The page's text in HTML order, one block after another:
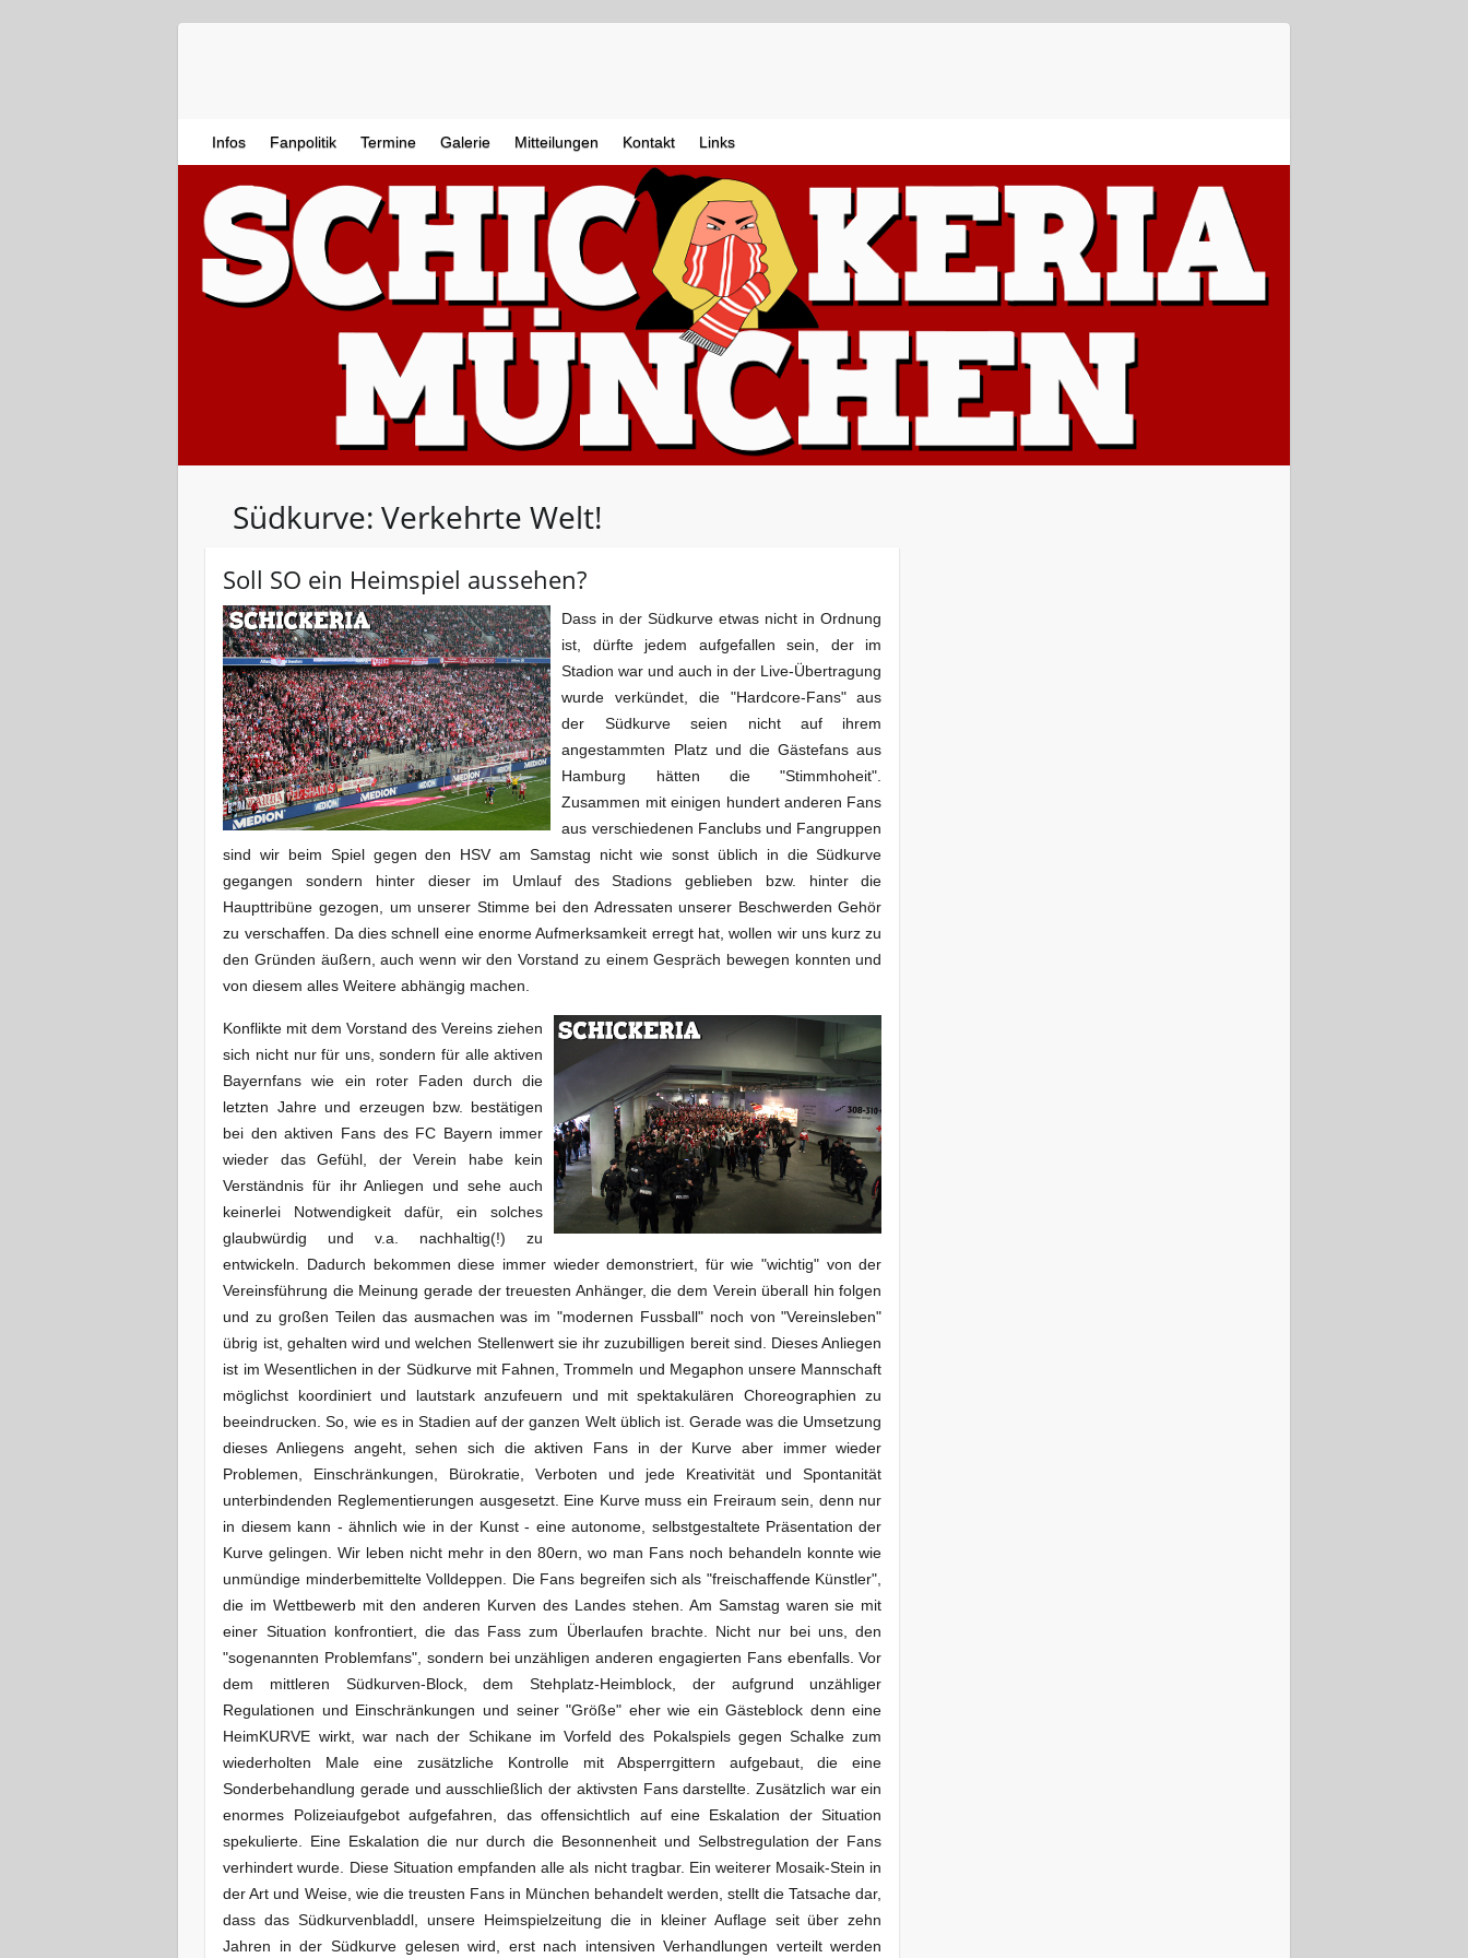
Infos Fanpolitik Termine Galerie Mitteilungen Kontakt Links
Südkurve: Verkehrte Welt!
Soll SO ein Heimspiel aussehen?
Dass in der Südkurve etwas nicht in Ordnung
ist, dürfte jedem aufgefallen sein, der im
Stadion war und auch in der Live-Übertragung
wurde verkündet, die "Hardcore-Fans" aus
der Südkurve seien nicht auf ihrem
angestammten Platz und die Gästefans aus
Hamburg hätten die "Stimmhoheit".
Zusammen mit einigen hundert anderen Fans
aus verschiedenen Fanclubs und Fangruppen
sind wir beim Spiel gegen den HSV am Samstag nicht wie sonst üblich in die Südkurve
gegangen sondern hinter dieser im Umlauf des Stadions geblieben bzw. hinter die
Haupttribüne gezogen, um unserer Stimme bei den Adressaten unserer Beschwerden Gehör
zu verschaffen. Da dies schnell eine enorme Aufmerksamkeit erregt hat, wollen wir uns kurz zu
den Gründen äußern, auch wenn wir den Vorstand zu einem Gespräch bewegen konnten und
von diesem alles Weitere abhängig machen.
Konflikte mit dem Vorstand des Vereins ziehen
sich nicht nur für uns, sondern für alle aktiven
Bayernfans wie ein roter Faden durch die
letzten Jahre und erzeugen bzw. bestätigen
bei den aktiven Fans des FC Bayern immer
wieder das Gefühl, der Verein habe kein
Verständnis für ihr Anliegen und sehe auch
keinerlei Notwendigkeit dafür, ein solches
glaubwürdig und v.a. nachhaltig(!) zu
entwickeln. Dadurch bekommen diese immer wieder demonstriert, für wie "wichtig" von der
Vereinsführung die Meinung gerade der treuesten Anhänger, die dem Verein überall hin folgen
und zu großen Teilen das ausmachen was im "modernen Fussball" noch von "Vereinsleben"
übrig ist, gehalten wird und welchen Stellenwert sie ihr zuzubilligen bereit sind. Dieses Anliegen
ist im Wesentlichen in der Südkurve mit Fahnen, Trommeln und Megaphon unsere Mannschaft
möglichst koordiniert und lautstark anzufeuern und mit spektakulären Choreographien zu
beeindrucken. So, wie es in Stadien auf der ganzen Welt üblich ist. Gerade was die Umsetzung
dieses Anliegens angeht, sehen sich die aktiven Fans in der Kurve aber immer wieder
Problemen, Einschränkungen, Bürokratie, Verboten und jede Kreativität und Spontanität
unterbindenden Reglementierungen ausgesetzt. Eine Kurve muss ein Freiraum sein, denn nur
in diesem kann - ähnlich wie in der Kunst - eine autonome, selbstgestaltete Präsentation der
Kurve gelingen. Wir leben nicht mehr in den 80ern, wo man Fans noch behandeln konnte wie
unmündige minderbemittelte Volldeppen. Die Fans begreifen sich als "freischaffende Künstler",
die im Wettbewerb mit den anderen Kurven des Landes stehen. Am Samstag waren sie mit
einer Situation konfrontiert, die das Fass zum Überlaufen brachte. Nicht nur bei uns, den
"sogenannten Problemfans", sondern bei unzähligen anderen engagierten Fans ebenfalls. Vor
dem mittleren Südkurven-Block, dem Stehplatz-Heimblock, der aufgrund unzähliger
Regulationen und Einschränkungen und seiner "Größe" eher wie ein Gästeblock denn eine
HeimKURVE wirkt, war nach der Schikane im Vorfeld des Pokalspiels gegen Schalke zum
wiederholten Male eine zusätzliche Kontrolle mit Absperrgittern aufgebaut, die eine
Sonderbehandlung gerade und ausschließlich der aktivsten Fans darstellte. Zusätzlich war ein
enormes Polizeiaufgebot aufgefahren, das offensichtlich auf eine Eskalation der Situation
spekulierte. Eine Eskalation die nur durch die Besonnenheit und Selbstregulation der Fans
verhindert wurde. Diese Situation empfanden alle als nicht tragbar. Ein weiterer Mosaik-Stein in
der Art und Weise, wie die treusten Fans in München behandelt werden, stellt die Tatsache dar,
dass das Südkurvenbladdl, unsere Heimspielzeitung die in kleiner Auflage seit über zehn
Jahren in der Südkurve gelesen wird, erst nach intensiven Verhandlungen verteilt werden